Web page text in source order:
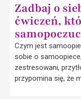
Zadbaj o
ćwiczeń,
Czym jest
sobie o
zestresowani,
przypomina się, że